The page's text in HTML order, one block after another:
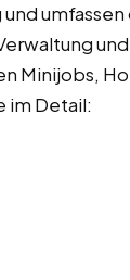
und
Minijobs,
im Detail: